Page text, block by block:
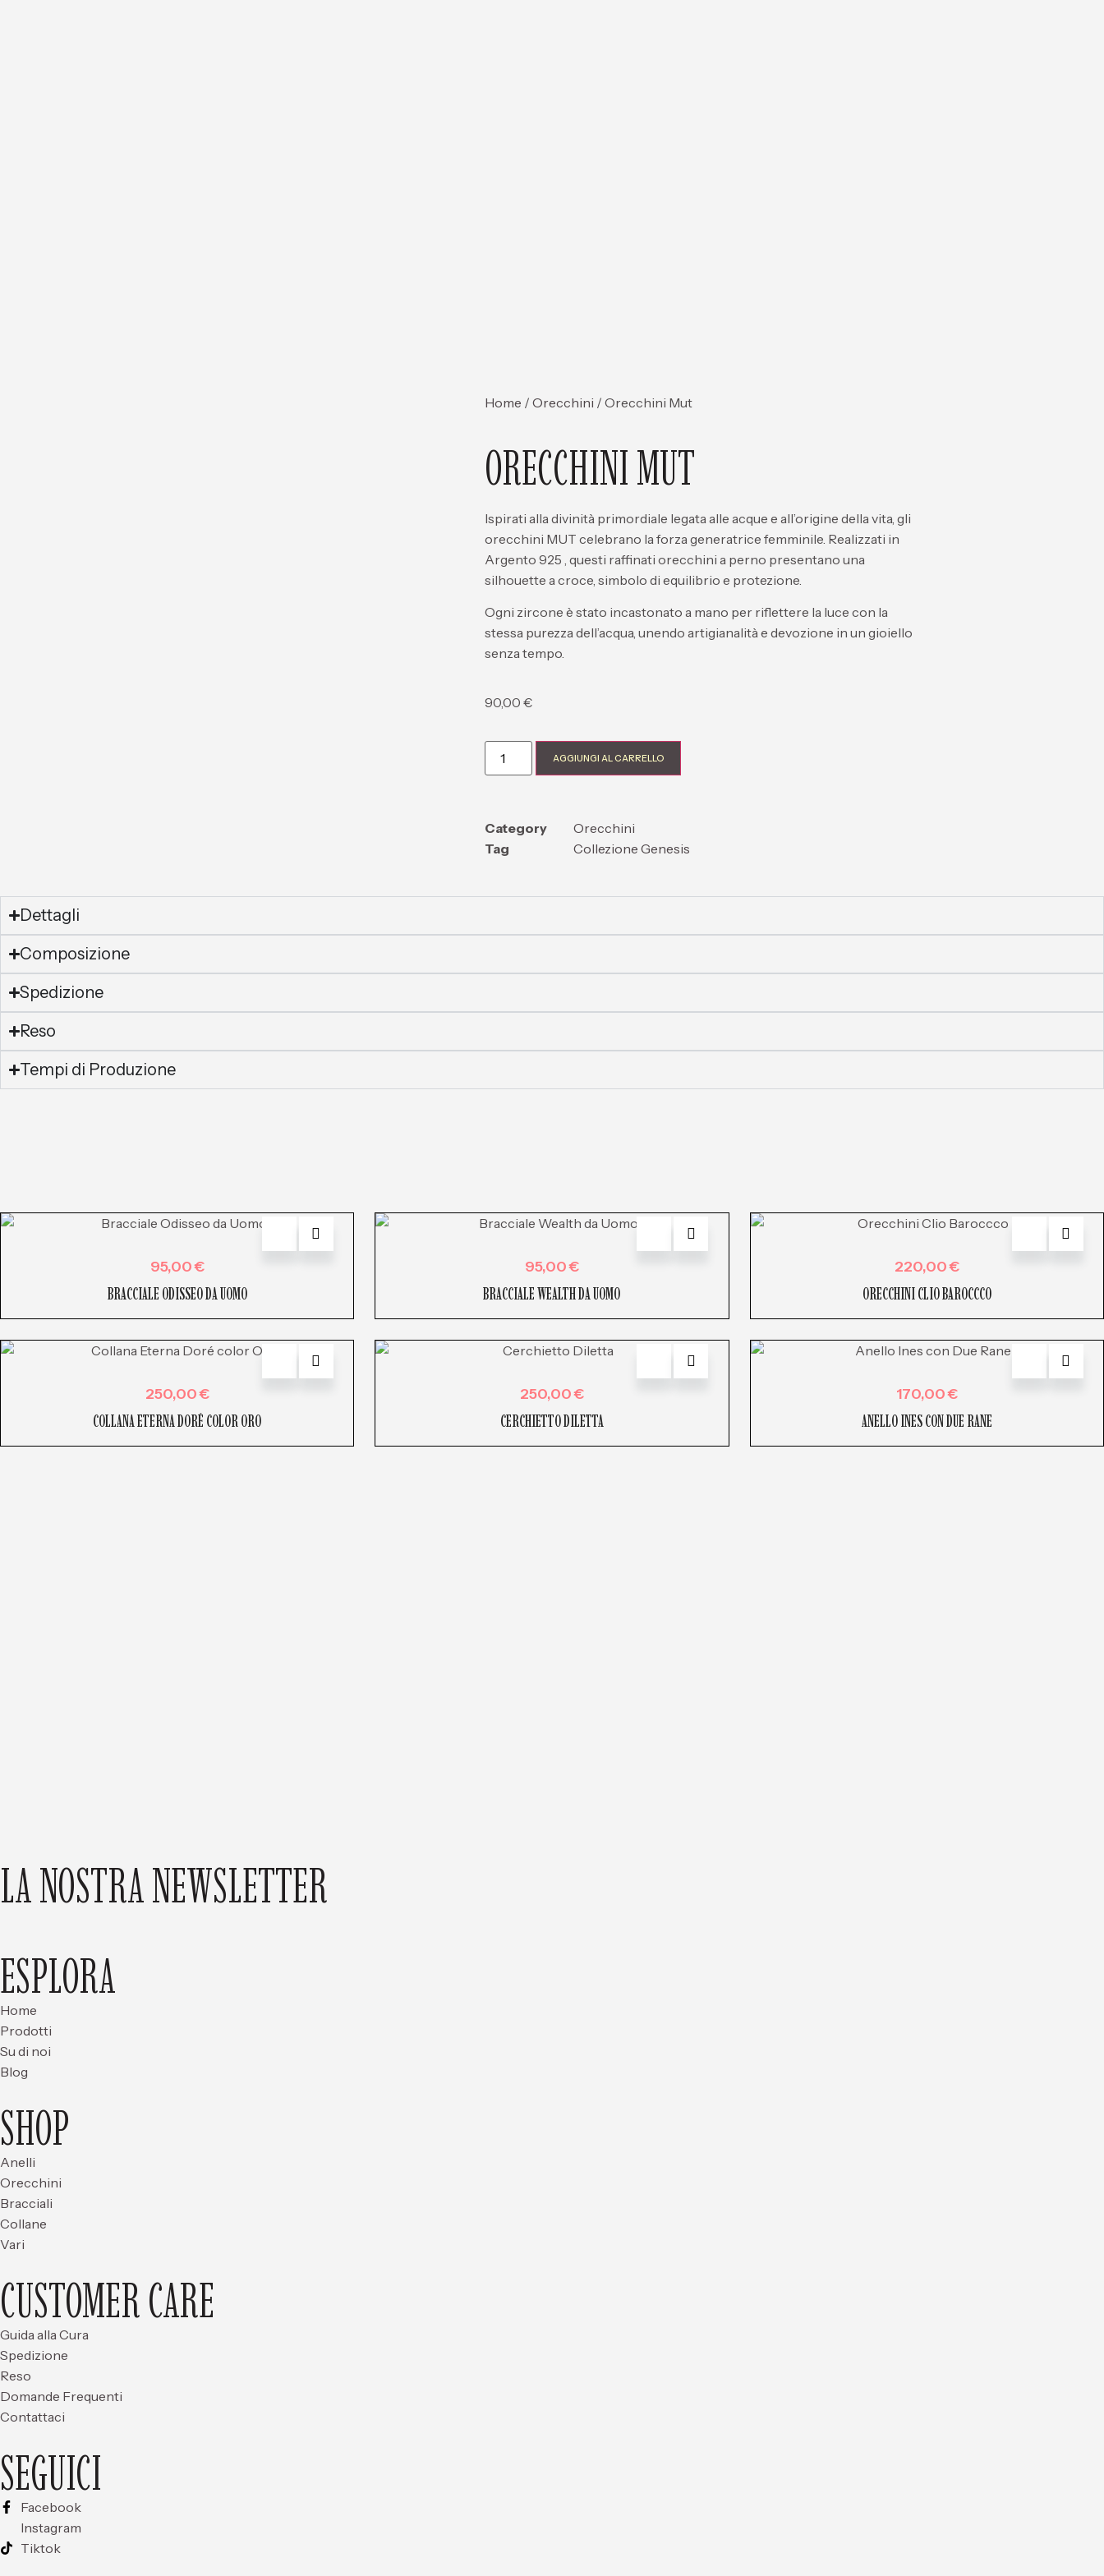
Home / Orecchini / Orecchini Mut
ORECCHINI MUT
Ispirati alla divinità primordiale legata alle acque e all’origine della vita, gli
orecchini MUT celebrano la forza generatrice femminile. Realizzati in
Argento 925 , questi raffinati orecchini a perno presentano una
silhouette a croce, simbolo di equilibrio e protezione.
Ogni zircone è stato incastonato a mano per riflettere la luce con la
stessa purezza dell’acqua, unendo artigianalità e devozione in un gioiello
senza tempo.
90,00 €
AGGIUNGI AL CARRELLO
Category
Orecchini
Tag
Collezione Genesis
Dettagli
Composizione
Spedizione
Reso
Tempi di Produzione
95,00€
BRACCIALE ODISSEO DA UOMO
95,00€
BRACCIALE WEALTH DA UOMO
220,00€
ORECCHINI CLIO BAROCCCO
250,00€
COLLANA ETERNA DORÉ COLOR ORO
250,00€
CERCHIETTO DILETTA
170,00€
ANELLO INES CON DUE RANE
LA NOSTRA NEWSLETTER
ESPLORA
Home
Prodotti
Su di noi
Blog
SHOP
Anelli
Orecchini
Bracciali
Collane
Vari
CUSTOMER CARE
Guida alla Cura
Spedizione
Reso
Domande Frequenti
Contattaci
SEGUICI
Facebook
Instagram
Tiktok